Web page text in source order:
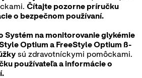
Čítajte pozorne príručku
o bezpečnom používaní.
Systém na monitorovanie glykémie
Optium a FreeStyle Optium ß-
sú zdravotníckymi pomôckami.
používateľa a informácie o